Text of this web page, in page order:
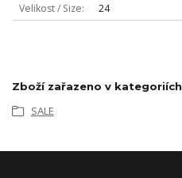
Velikost / Size 24
Zboží zařazeno v kategoriích
SALE